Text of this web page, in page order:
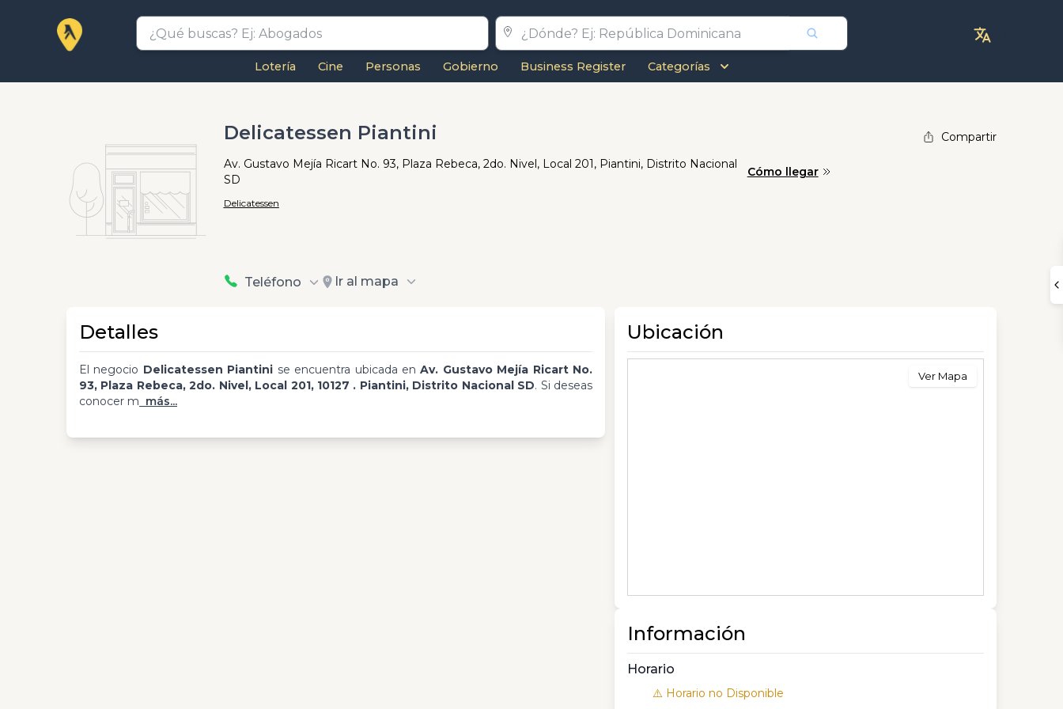
Lotería Cine Personas Gobierno Business Register Categorías
Delicatessen Piantini
Av. Gustavo Mejía Ricart No. 93, Plaza Rebeca, 2do. Nivel, Local 201, Piantini, Distrito Nacional
SD
Cómo llegar
Delicatessen
Teléfono Ir al mapa
Compartir
Detalles
El negocio Delicatessen Piantini se encuentra ubicada enAv. Gustavo Mejía Ricart No.
93, Plaza Rebeca, 2do. Nivel, Local 201, 10127 . Piantini, Distrito Nacional SD. Si deseas
conocer m más...
Ubicación
Ver Mapa
Información
Horario
⚠️ Horario no Disponible